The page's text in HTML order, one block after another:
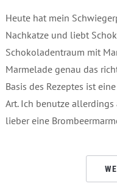
Heute hat mein
Nachkatze und liebt
Schokoladentraum mit
Marmelade genau das
Basis des Rezeptes ist
Art. Ich benutze
lieber eine